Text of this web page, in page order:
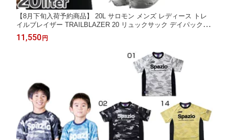
【8月下旬入荷予約商品】 20L サロモン メンズ レディース トレ
イルブレイザー TRAILBLAZER 20 リュックサック デイパック バ
ックパック トレイルランニング ブラック 黒 ブルー 送料無料 Sal
omon
11,550 円